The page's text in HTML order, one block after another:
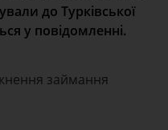
до Турківської
у повідомленні.
займання